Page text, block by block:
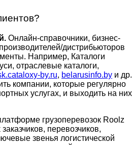
Онлайн-справочники, бизнес-
дистрибьюторов
Например, Каталоги
отраслевые каталоги,
by.ru, belarusinfo.by и др.
компании, которые регулярно
услугах, и выходить на них
грузоперевозок Roolz
перевозчиков,
звенья логистической